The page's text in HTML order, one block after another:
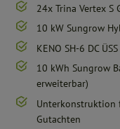
24x Trina Vertex S
10 kW Sungrow
KENO SH-6 DC
10 kWh Sungrow
erweiterbar)
Unterkonstruktion
Gutachten